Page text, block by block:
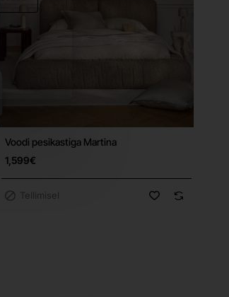
Voodi pesikastiga Martina
1,599€
Tellimisel